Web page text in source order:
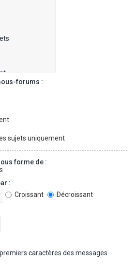
forums :
sujets uniquement
forme de :
:
Croissant
Décroissant
premiers caractères des messages